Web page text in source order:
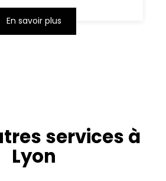
En savoir plus
services à
Lyon